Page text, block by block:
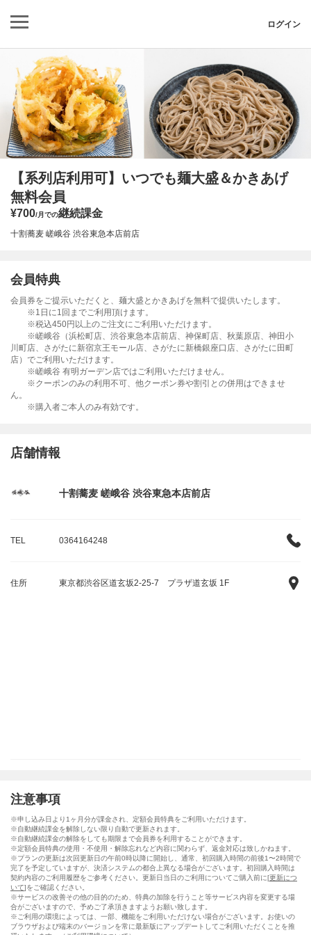
ログイン
【系列店利用可】いつでも麺大盛＆かきあげ
無料会員
¥700/月での継続課金
十割蕎麦 嵯峨谷 渋谷東急本店前店
会員特典
会員券をご提示いただくと、麺大盛とかきあげを無料で提供いたします。
※1日に1回までご利用頂けます。
※税込450円以上のご注文にご利用いただけます。
※嵯峨谷（浜松町店、渋谷東急本店前店、神保町店、秋葉原店、神田小
川町店、さがたに新宿京王モール店、さがたに新橋銀座口店、さがたに田町
店）でご利用いただけます。
※嵯峨谷 有明ガーデン店ではご利用いただけません。
※クーポンのみの利用不可、他クーポン券や割引との併用はできませ
ん。
※購入者ご本人のみ有効です。
店舗情報
十割蕎麦 嵯峨谷 渋谷東急本店前店
TEL 0364164248
住所 東京都渋谷区道玄坂2-25-7 プラザ道玄坂 1F
注意事項
※申し込み日より1ヶ月分が課金され、定額会員特典をご利用いただけます。
※自動継続課金を解除しない限り自動で更新されます。
※自動継続課金の解除をしても期限まで会員券を利用することができます。
※定額会員特典の使用・不使用・解除忘れなど内容に関わらず、返金対応は致しかねます。
※プランの更新は次回更新日の午前0時以降に開始し、通常、初回購入時間の前後1〜2時間で
完了を予定していますが、決済システムの都合上異なる場合がございます。初回購入時間は
契約内容のご利用履歴をご参考ください。更新日当日のご利用についてご購入前に[更新につ
いて]をご確認ください。
※サービスの改善その他の目的のため、特典の加除を行うこと等サービス内容を変更する場
合がございますので、予めご了承頂きますようお願い致します。
※ご利用の環境によっては、一部、機能をご利用いただけない場合がございます。お使いの
ブラウザおよび端末のバージョンを常に最新版にアップデートしてご利用いただくことを推